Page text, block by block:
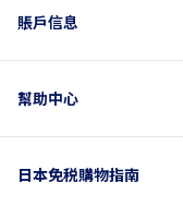
賬戶信息
幫助中心
日本免税購物指南